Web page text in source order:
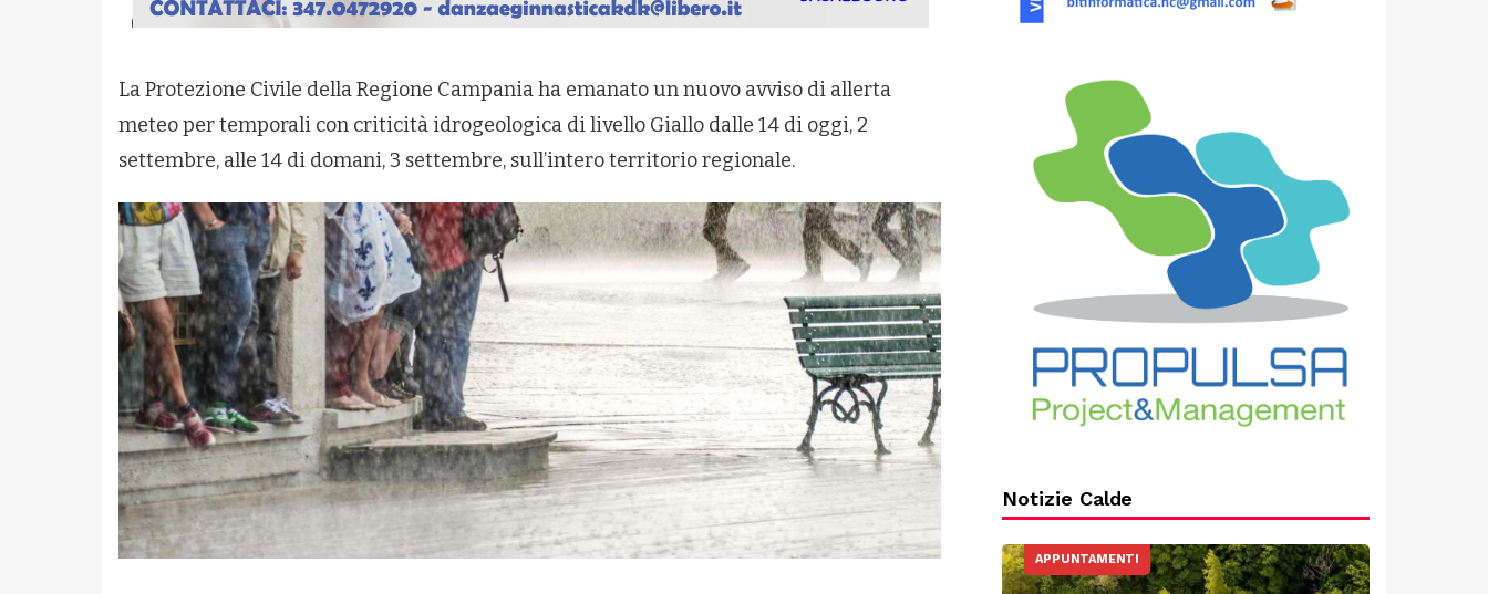
La Protezione Civile della Regione Campania ha emanato un nuovo avviso di allerta
meteo per temporali con criticità idrogeologica di livello Giallo dalle 14 di oggi, 2
settembre, alle 14 di domani, 3 settembre, sull’intero territorio regionale.
Notizie Calde
APPUNTAMENTI